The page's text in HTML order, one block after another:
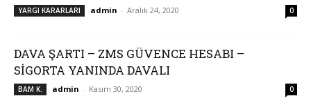
YARGI KARARLARI admin - Aralık 24, 2020 0
DAVA ŞARTI – ZMS GÜVENCE HESABI –
SİGORTA YANINDA DAVALI
BAM K. admin - Kasım 30, 2020 0